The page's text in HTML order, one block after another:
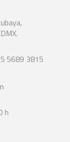
5689 3815
h